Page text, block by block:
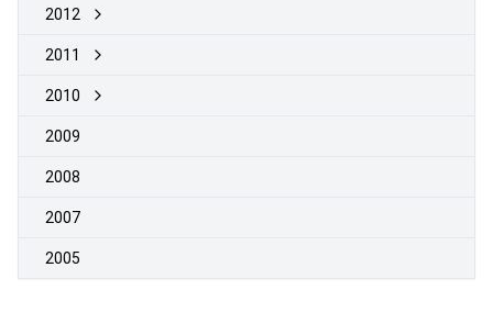
2012
2011
2010
2009
2008
2007
2005